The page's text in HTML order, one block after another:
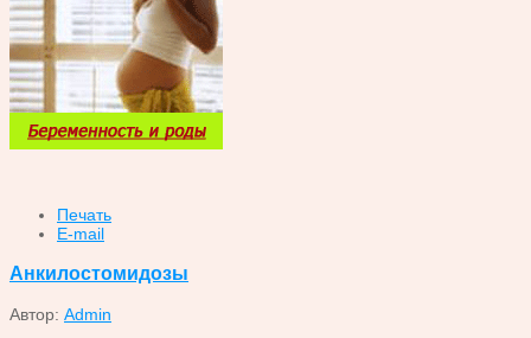
Печать
E-mail
Анкилостомидозы
Автор: Admin